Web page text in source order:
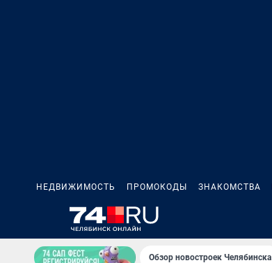
НЕДВИЖИМОСТЬ ПРОМОКОДЫ ЗНАКОМСТВА
Обзор новостроек Челябинска